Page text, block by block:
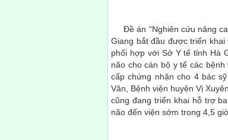
Đề án “Nghiên cứu nâng
Giang bắt đầu được triển
phối hợp với Sở Y tế tỉnh Hà
não cho cán bộ y tế các
cấp chứng nhận cho 4 bác
Văn, Bệnh viện huyện Vị
cũng đang triển khai hỗ trợ
não đến viện sớm trong 4,5